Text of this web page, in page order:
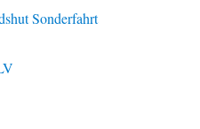
Sonderfahrt